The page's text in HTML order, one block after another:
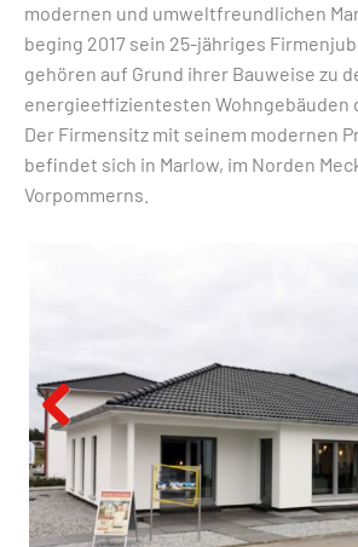
modernen und umweltfreundlichen
beging 2017 sein 25-jähriges
gehören auf Grund ihrer Bauweise zu
energieeffizientesten Wohngebäuden
Der Firmensitz mit seinem modernen
befindet sich in Marlow, im Norden
Vorpommerns.
Previous